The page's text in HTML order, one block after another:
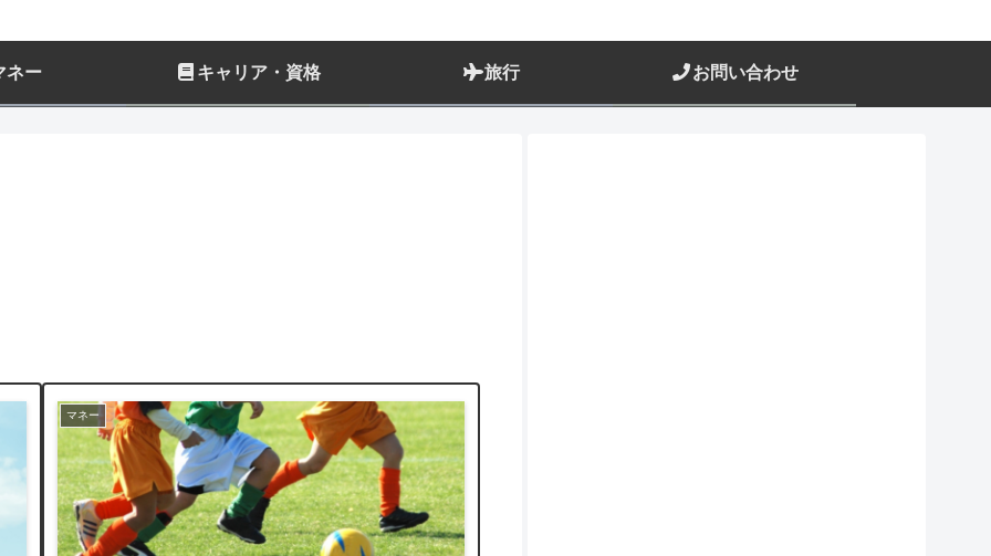
ネー キャリア・資格 旅行 お問い合わせ
マネー